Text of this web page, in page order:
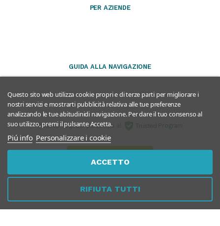
PER AZIENDE
GUIDA ALLA NAVIGAZIONE
Questo negozio partecipa al Program
Questo sito web utilizza cookie propri e di terze parti per migliorare i
nostri servizi e mostrarti pubblicità relativa alle tue preferenze
analizzando le tue abitudinidi navigazione. Per dare il tuo consenso al
suo utilizzo, premi il pulsante Accetta.
Piú info Personalizzare i cookie
RIFIUTA TUTTI
ACCETTO